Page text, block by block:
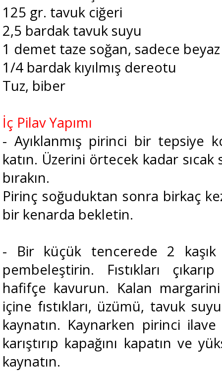
125 gr. tavuk ciğeri
2,5 bardak tavuk suyu
1 demet taze soğan, sadece beyaz
1/4 bardak kıyılmış dereotu
Tuz, biber
İç Pilav Yapımı
- Ayıklanmış pirinci bir tepsiye
katın. Üzerini örtecek kadar
bırakın.
Pirinç soğuduktan sonra birkaç
bir kenarda bekletin.
- Bir küçük tencerede 2 kaşık
pembeleştirin. Fıstıkları
hafifçe kavurun. Kalan
içine fıstıkları, üzümü, tavuk
kaynatın. Kaynarken pirinci
karıştırıp kapağını kapatın ve
kaynatın.